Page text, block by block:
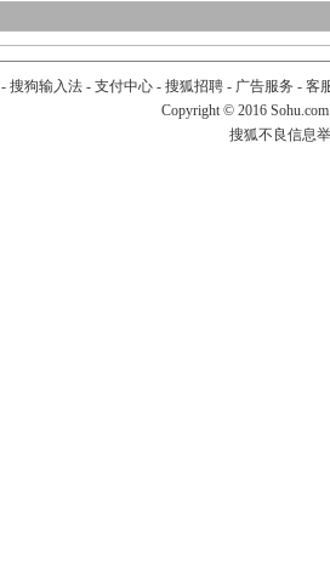
搜狗输入法- 支付中心- 搜狐招聘- 广告服务 - 客
Copyright © 2016
搜狐不良信息